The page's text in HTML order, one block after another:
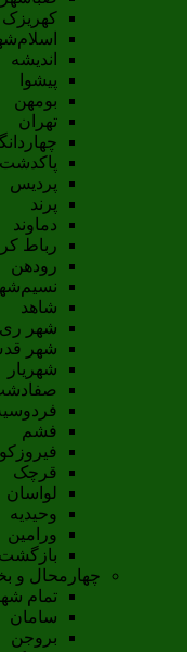
کهریزک
اندیشه
پيشوا
بومهن
تهران
پاکدشت
پردیس
پرند
دماوند
رباط
رودهن
شاهد
شهر ری
شهر
شهریار
فشم
قرچک
لواسان
وحیدیه
ورامین
بازگشت
چهارمحال و
تمام
سامان
بروجن